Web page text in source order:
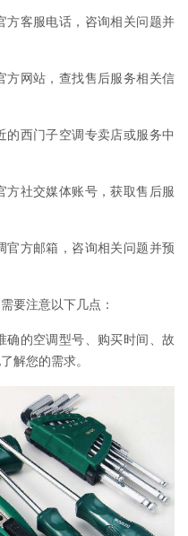
方客服电话，咨询相关问题并
方网站，查找售后服务相关信
的西门子空调专卖店或服务中
方社交媒体账号，获取售后服
官方邮箱，咨询相关问题并预
要注意以下几点：
确的空调型号、购买时间、故
解您的需求。